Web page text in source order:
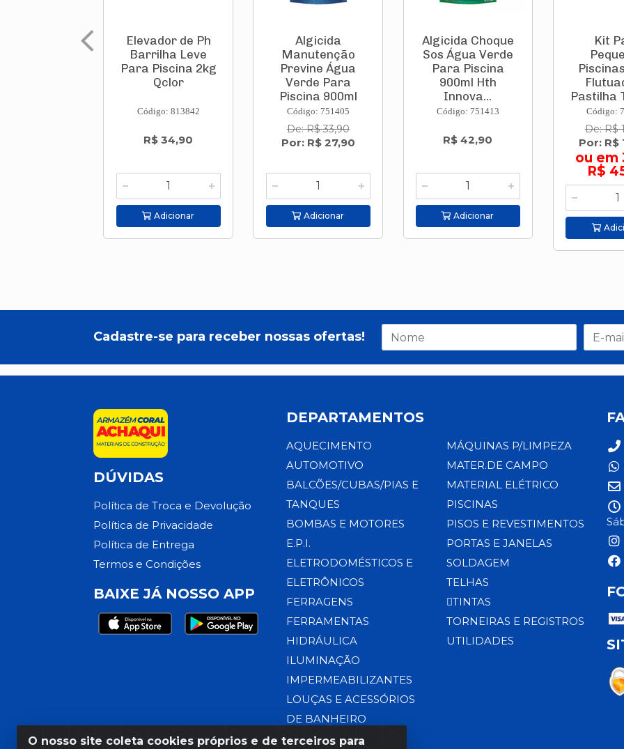
Elevador de Ph
Barrilha Leve
Para Piscina 2kg
Qclor
Código: 813842
R$ 34,90
Adicionar
Algicida
Manutenção
Previne Água
Verde Para
Piscina 900ml
Ht...
Código: 751405
De: R$ 33,90
Por: R$ 27,90
Adicionar
Algicida Choque
Sos Água Verde
Para Piscina
900ml Hth
Innova...
Código: 751413
R$ 42,90
Adicionar
Kit
Pastilha
Código:
De: R$
Por: R$
ou em
R$
O nosso site coleta cookies próprios e de terceiros para
Cadastre-se para receber nossas ofertas!
DÚVIDAS
Política de Troca e Devolução
Política de Privacidade
Política de Entrega
Termos e Condições
BAIXE JÁ NOSSO APP
DEPARTAMENTOS
AQUECIMENTO
AUTOMOTIVO
BALCÕES/CUBAS/PIAS E
TANQUES
BOMBAS E MOTORES
E.P.I.
ELETRODOMÉSTICOS E
ELETRÔNICOS
FERRAGENS
FERRAMENTAS
HIDRÁULICA
ILUMINAÇÃO
IMPERMEABILIZANTES
LOUÇAS E ACESSÓRIOS
DE BANHEIRO
MÁQUINAS P/LIMPEZA
MATER.DE CAMPO
MATERIAL ELÉTRICO
PISCINAS
PISOS E REVESTIMENTOS
PORTAS E JANELAS
SOLDAGEM
TELHAS
TINTAS
TORNEIRAS E REGISTROS
UTILIDADES